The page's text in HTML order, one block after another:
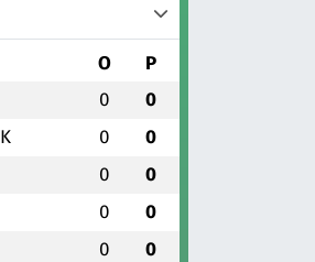
O P
0 0
0 0
0 0
0 0
0 0